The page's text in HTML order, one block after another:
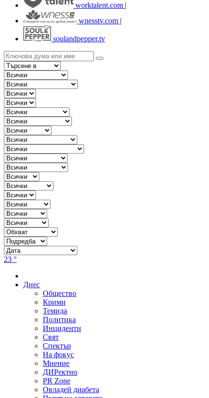
worktalent.com |
wnesstv.com |
soulandpepper.tv
23 °
Днес
Общество
Крими
Темида
Политика
Инциденти
Свят
Спектър
На фокус
Мнение
ДИРектно
PR Zone
Овладей диабета